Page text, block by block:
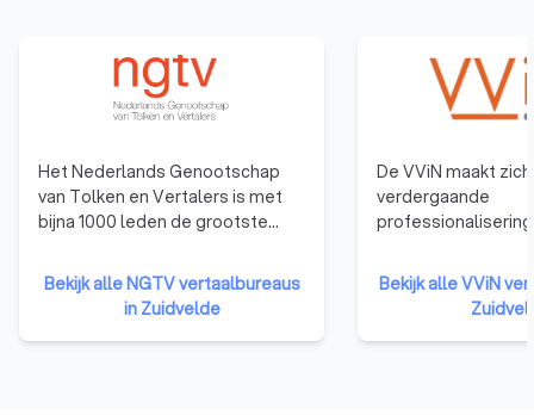
Het Nederlands Genootschap
van Tolken en Vertalers is met
bijna 1000 leden de grootste
vertalers in Nederland. Met
specialisten in vrijwel alle talen
en vakgebieden, waaronder
beëdigd vertalers en beëdigd
Bekijk alle NGTV vertaalbureaus
in Zuidvelde
De VViN maakt
verdergaande
professionalisering
vertaalsector. Het
dat klanten er op
vertrouwen dat ze
krijgen die voldoen
Bekijk alle VViN